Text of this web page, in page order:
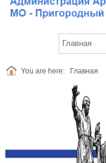
You are here: Главная